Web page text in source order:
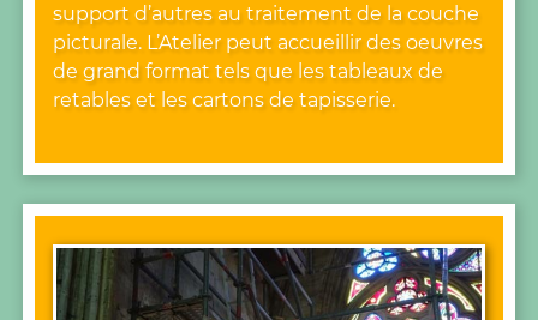
support d’autres au traitement de la couche
picturale. L’Atelier peut accueillir des oeuvres
de grand format tels que les tableaux de
retables et les cartons de tapisserie.